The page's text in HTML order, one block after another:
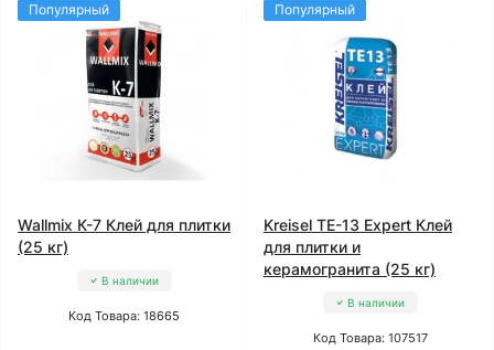
Популярный
Wallmix К-7 Клей для плитки
(25 кг)
В наличии
Код Товара: 18665
Популярный
Kreisel TE-13 Expert Клей
для плитки и
керамогранита (25 кг)
В наличии
Код Товара: 107517